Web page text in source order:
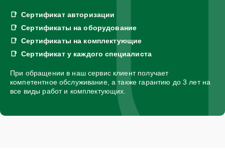
Сертификат авторизации
Сертификаты на оборудование
Сертификаты на комплектующие
Сертификат у каждого специалиста
При обращении в наш сервис клиент получает
компетентное обслуживание, а также гарантию до 3 лет на
все виды работ и комплектующих.